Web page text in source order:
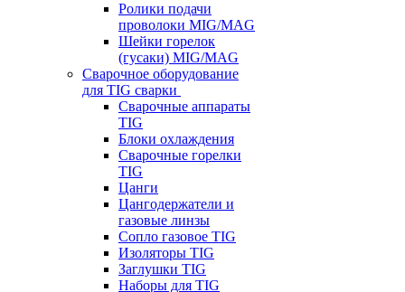
Ролики подачи
проволоки MIG/MAG
Шейки горелок
(гусаки) MIG/MAG
Сварочное оборудование
для TIG сварки
Сварочные аппараты
TIG
Блоки охлаждения
Сварочные горелки
TIG
Цанги
Цангодержатели и
газовые линзы
Сопло газовое TIG
Изоляторы TIG
Заглушки TIG
Наборы для TIG